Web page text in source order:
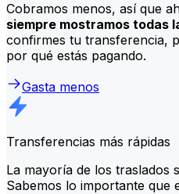
Cobramos menos, así que
siempre mostramos todas
confirmes tu transferencia,
por qué estás pagando.
Gasta menos
Transferencias más rápidas
La mayoría de los traslados
Sabemos lo importante que